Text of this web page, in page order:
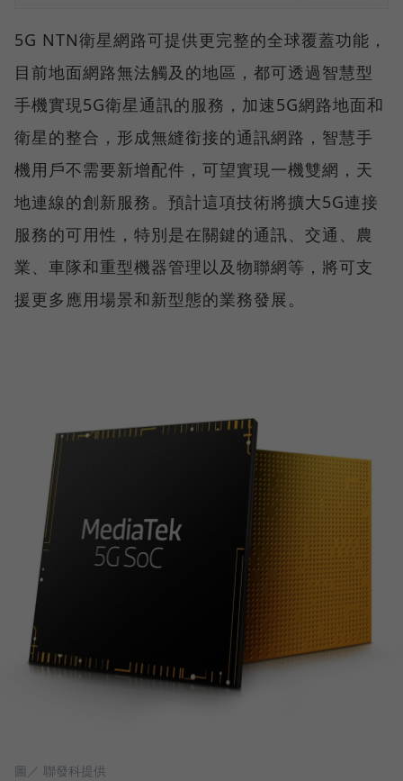
5G NTN衛星網路可提供更完整的全球覆蓋功能，
目前地面網路無法觸及的地區，都可透過智慧型
手機實現5G衛星通訊的服務，加速5G網路地面和
衛星的整合，形成無縫銜接的通訊網路，智慧手
機用戶不需要新增配件，可望實現一機雙網，天
地連線的創新服務。預計這項技術將擴大5G連接
服務的可用性，特別是在關鍵的通訊、交通、農
業、車隊和重型機器管理以及物聯網等，將可支
援更多應用場景和新型態的業務發展。
圖／ 聯發科提供